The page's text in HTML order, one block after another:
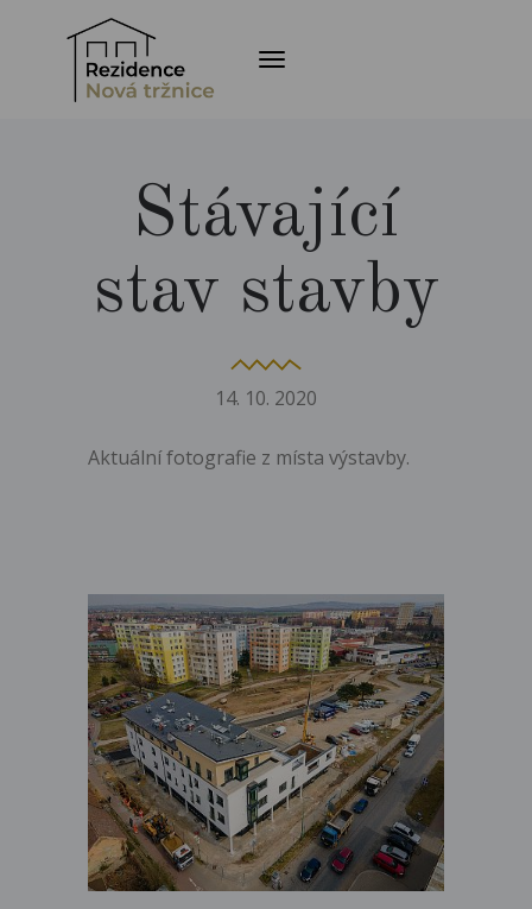
Toggle navigation
Stávající
stav stavby
14. 10. 2020
Aktuální fotografie z místa výstavby.